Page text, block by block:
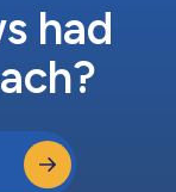
had